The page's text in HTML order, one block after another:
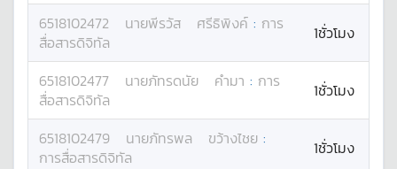
6518102472 นายพีรวัส ศรีธิพิงค์ : การ
สื่อสารดิจิทัล
1ชั่วโมง
6518102477 นายภัทรดนัย คำมา : การ
สื่อสารดิจิทัล
1ชั่วโมง
6518102479 นายภัทรพล ขว้างไชย :
การสื่อสารดิจิทัล
1ชั่วโมง